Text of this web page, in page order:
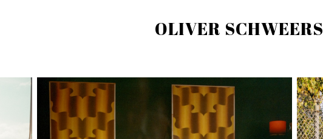
OLIVER SCHWEERS